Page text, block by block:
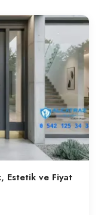
Estetik ve Fiyat